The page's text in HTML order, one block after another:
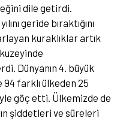
dile getirdi.
geride bıraktığını
kuraklıklar artık
Dünyanın 4. büyük
94 farklı ülkeden 25
göç etti. Ülkemizde de
şiddetleri ve süreleri